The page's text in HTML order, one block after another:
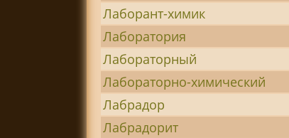
Лаборант-химик
Лаборатория
Лабораторный
Лабораторно-химический
Лабрадор
Лабрадорит